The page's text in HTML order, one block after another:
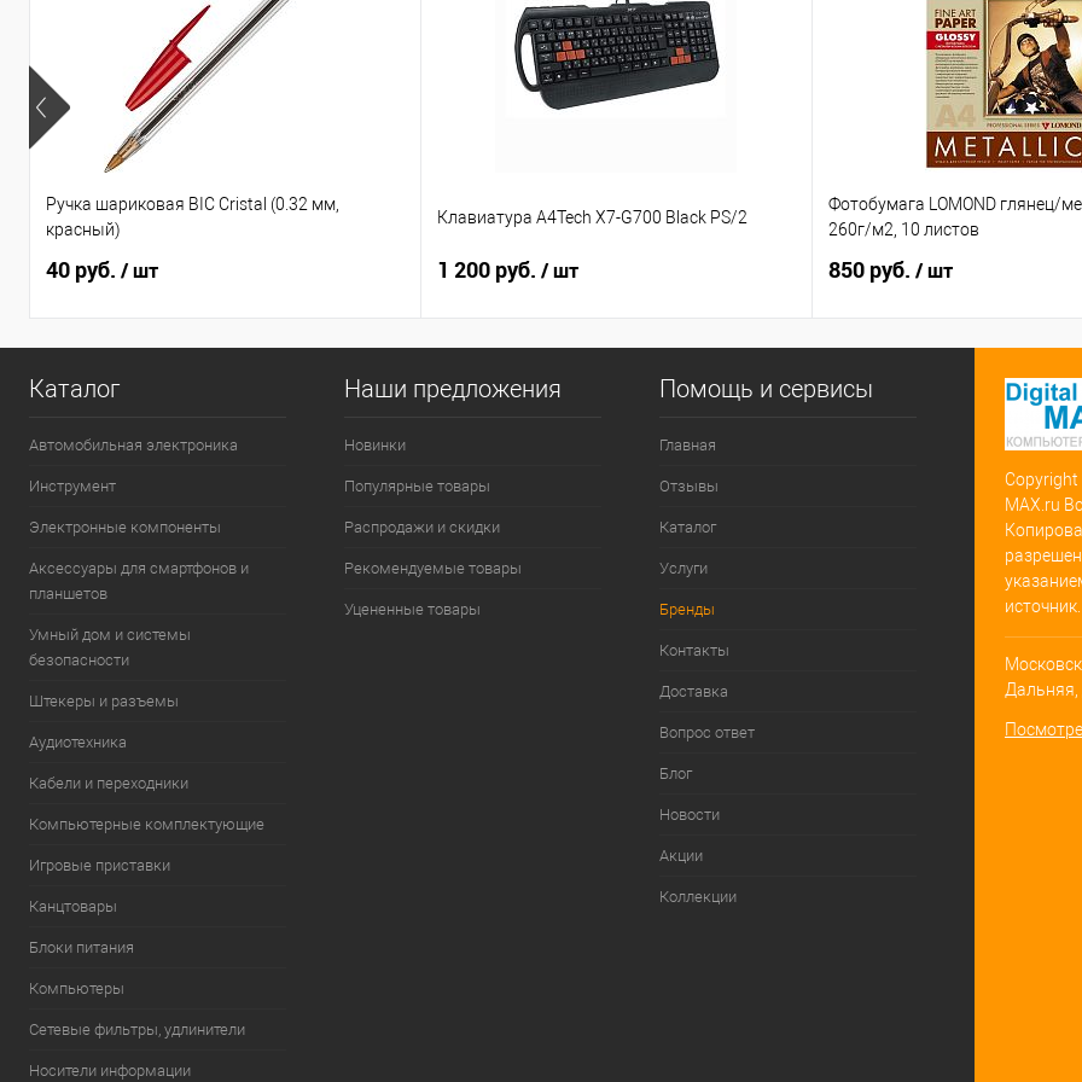
Ручка шариковая BIC Cristal (0.32 мм,
красный)
40 руб. / шт
Клавиатура A4Tech X7-G700 Black PS/2
1 200 руб. / шт
Фотобумага LOMOND глянец/
260г/м2, 10 листов
850 руб. / шт
Каталог
Автомобильная электроника
Инструмент
Электронные компоненты
Аксессуары для смартфонов и
планшетов
Умный дом и системы
безопасности
Штекеры и разъемы
Аудиотехника
Кабели и переходники
Компьютерные комплектующие
Игровые приставки
Канцтовары
Блоки питания
Компьютеры
Сетевые фильтры, удлинители
Носители информации
Наши предложения
Новинки
Популярные товары
Распродажи и скидки
Рекомендуемые товары
Уцененные товары
Помощь и сервисы
Главная
Отзывы
Каталог
Услуги
Бренды
Контакты
Доставка
Вопрос ответ
Блог
Новости
Акции
Коллекции
MAX.ru
источник.
Дальняя,